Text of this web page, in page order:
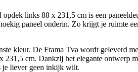
links 88 x 231,5 cm is een
paneel onderin. Zo krijgt je ruimte
kleur. De Frama Tva wordt geleverd
cm. Dankzij het elegante ontwerp
je liever geen inkijk wilt.